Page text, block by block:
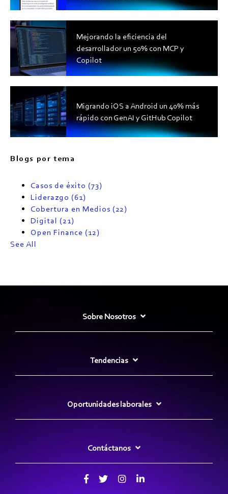
Mejorando la eficiencia del
desarrollador un 50% con MCP y
Copilot
Migrando iOS a Android un 40% más
rápido con GenAI y GitHub Copilot
Blogs por tema
Casos de éxito (73)
Liderazgo (61)
Cobertura en Medios (22)
Digital (21)
Open Finance (12)
See All
Sobre Nosotros
Tendencias
Oportunidades laborales
Contáctanos